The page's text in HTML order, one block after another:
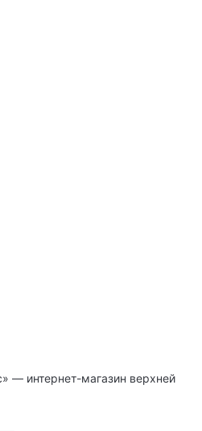
— интернет-магазин верхней